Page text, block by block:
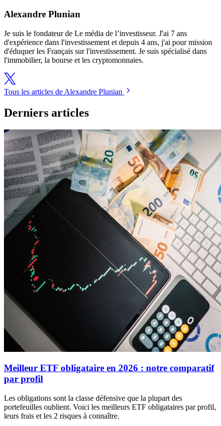
Alexandre Plunian
Je suis le fondateur de Le média de l’investisseur. J'ai 7 ans
d'expérience dans l'investissement et depuis 4 ans, j'ai pour mission
d'éduquer les Français sur l'investissement. Je suis spécialisé dans
l'immobilier, la bourse et les cryptomonnaies.
Tous les articles de Alexandre Plunian
Derniers articles
Meilleur ETF obligataire en 2026 : notre comparatif
par profil
Les obligations sont la classe défensive que la plupart des
portefeuilles oublient. Voici les meilleurs ETF obligataires par profil,
leurs frais et les 2 risques à connaître.